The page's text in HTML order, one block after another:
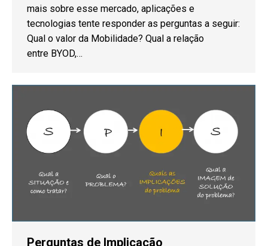
mais sobre esse mercado, aplicações e
tecnologias tente responder as perguntas a seguir:
Qual o valor da Mobilidade? Qual a relação
entre BYOD,…
Perguntas de Implicação